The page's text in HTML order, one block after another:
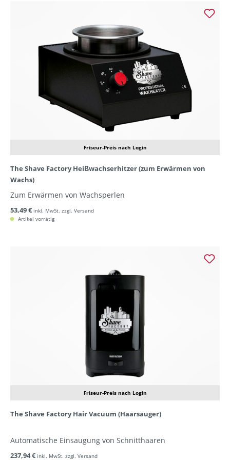
Friseur-Preis nach Login
The Shave Factory Heißwachserhitzer (zum Erwärmen von
Wachs)
Zum Erwärmen von Wachsperlen
53,49 € inkl. MwSt. zzgl. Versand
Artikel vorrätig
Friseur-Preis nach Login
The Shave Factory Hair Vacuum (Haarsauger)
Automatische Einsaugung von Schnitthaaren
237,94 € inkl. MwSt. zzgl. Versand